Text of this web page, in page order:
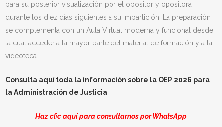
para su posterior visualización por el opositor y opositora
durante los diez días siguientes a su impartición. La preparación
se complementa con un Aula Virtual moderna y funcional desde
la cual acceder a la mayor parte del material de formación y a la
videoteca.
Consulta aquí toda la información sobre la OEP 2026 para
la Administración de Justicia
Haz clic aquí para consultarnos por WhatsApp